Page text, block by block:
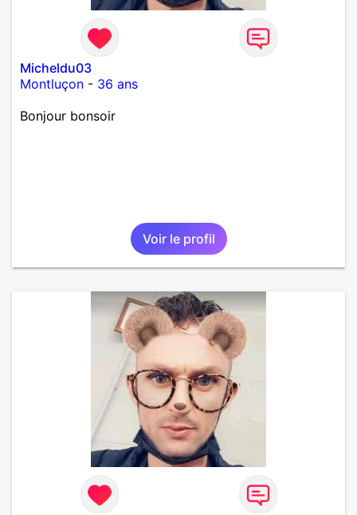
Micheldu03
Montluçon - 36 ans
Bonjour bonsoir
Voir le profil